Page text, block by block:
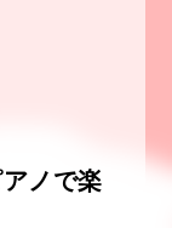
ノで楽